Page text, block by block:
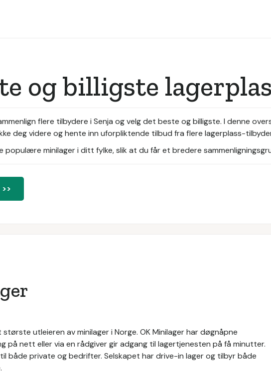
og billigste
flere tilbydere i Senja og velg det beste og billigste. I denne
deg videre og hente inn uforpliktende tilbud fra flere lagerplass-
populære minilager i ditt fylke, slik at du får et bredere
største utleieren av minilager i Norge. OK Minilager har døgnåpne
på nett eller via en rådgiver gir adgang til lagertjenesten på få minutter.
både private og bedrifter. Selskapet har drive-in lager og tilbyr både